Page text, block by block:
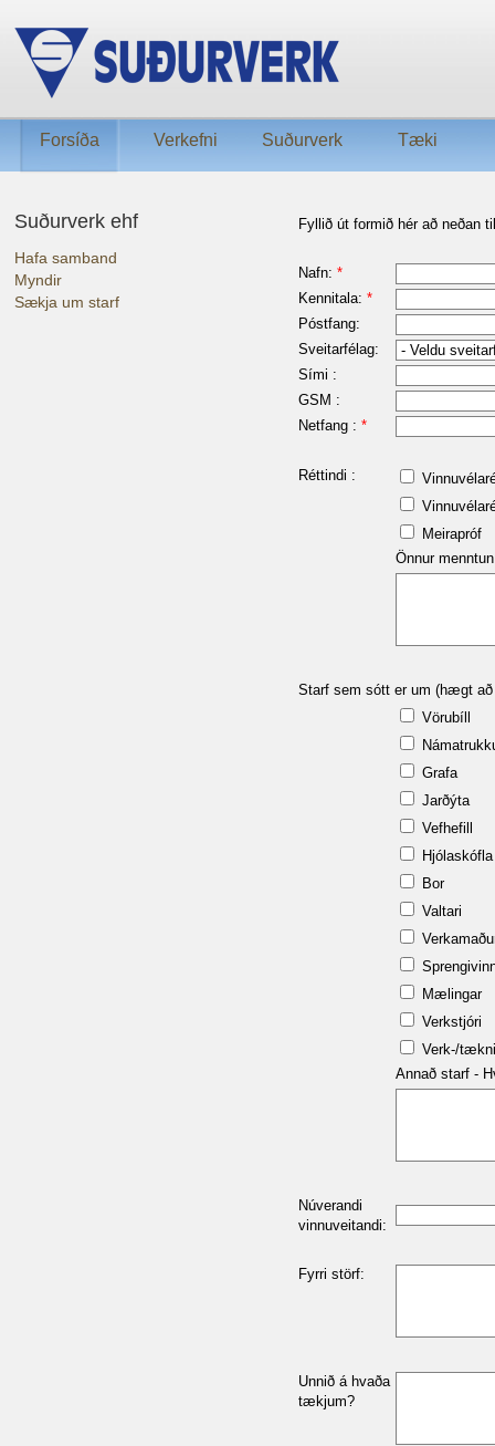
Forsíða Verkefni Suðurverk Tæki
Suðurverk ehf
Hafa samband
Myndir
Sækja um starf
Fyllið út formið hér að neðan
Nafn: *
Kennitala: *
Póstfang:
Sveitarfélag:
Sími :
GSM :
Netfang : *
Réttindi :
Meirapróf
Önnur
Starf sem sótt er um (hægt
Vörubíll
Grafa
Jarðýta
Vefhefill
Hjólaskófla
Bor
Valtari
Mælingar
Verkstjóri
Verk-/
Annað starf -
Núverandi
vinnuveitandi:
Fyrri störf:
Unnið á hvaða
tækjum?